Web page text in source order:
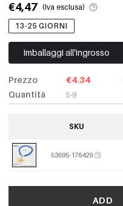
€4,47 (Iva esclusa)
13-25 GIORNI
Imballaggi all'ingrosso
Prezzo
Quantità
€4.34
5-9
SKU
53695-176429
ADD